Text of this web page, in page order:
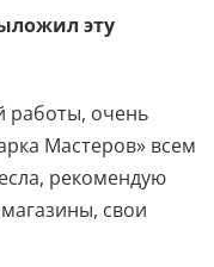
эту
работы, очень
Мастеров» всем
рекомендую
свои